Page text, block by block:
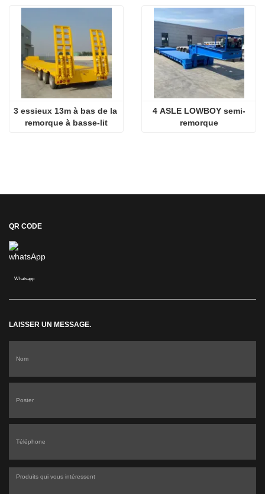
3 essieux 13m à bas de la
remorque à basse-lit
4 ASLE LOWBOY semi-
remorque
QR CODE
Whatsapp
LAISSER UN MESSAGE.